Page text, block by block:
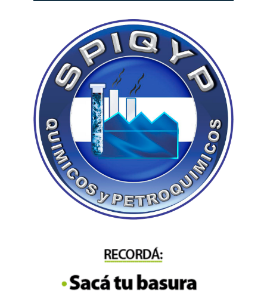
Tratado de Buena Vecindad, Amistad y
Cooperación entre ambos países.
El portavoz del Kremlin, Dmitri Peskov,
informó que la parte rusa
tiene«grandes
expectativas» de la visita. «Nuestras
relaciones son multifacéticas e incluyen el
comercio y la cooperación económica, así
como el diálogo en el ámbito educativo. Este
añola cooperación se centra en la
educación, la medicina y la cultura. Cualquier
contacto entre jefes de Estado supone un
FUENTE. RT